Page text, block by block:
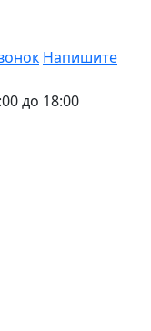
Напишите
до 18:00